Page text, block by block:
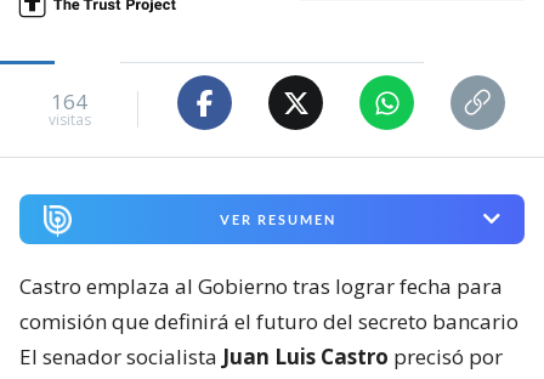
164
visitas
VER RESUMEN
Castro emplaza al Gobierno tras lograr fecha para
comisión que definirá el futuro del secreto bancario
El senador socialista Juan Luis Castro precisó por